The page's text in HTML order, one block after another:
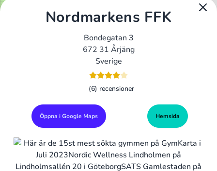
Nordmarkens FFK
Bondegatan 3
672 31 Årjäng
Sverige
(6) recensioner
Öppna i Google Maps Hemsida
Alla Gym I Sverige Sveriges Ledande Gymkedjor